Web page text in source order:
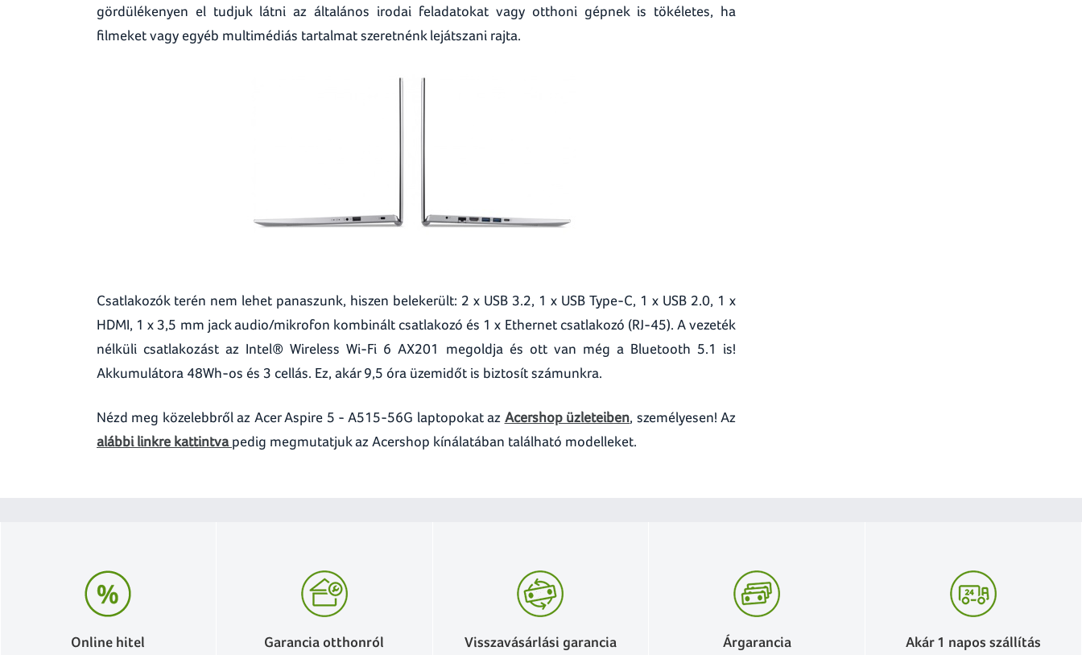
gördülékenyen el tudjuk látni az általános irodai feladatokat vagy otthoni gépnek is tökéletes, ha
filmeket vagy egyéb multimédiás tartalmat szeretnénk lejátszani rajta.
Csatlakozók terén nem lehet panaszunk, hiszen belekerült: 2 x USB 3.2, 1 x USB Type-C, 1 x USB 2.0, 1 x
HDMI, 1 x 3,5 mm jack audio/mikrofon kombinált csatlakozó és 1 x Ethernet csatlakozó (RJ-45). A vezeték
nélküli csatlakozást az Intel® Wireless Wi-Fi 6 AX201 megoldja és ott van még a Bluetooth 5.1 is!
Akkumulátora 48Wh-os és 3 cellás. Ez, akár 9,5 óra üzemidőt is biztosít számunkra.
Nézd meg közelebbről az Acer Aspire 5 - A515-56G laptopokat az Acershop üzleteiben, személyesen! Az
alábbi linkre kattintvapedig megmutatjuk az Acershop kínálatában található modelleket.
Online hitel Garancia otthonról Visszavásárlási garancia Árgarancia Akár 1 napos szállítás